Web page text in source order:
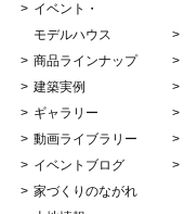
イベント・
モデルハウス
商品ラインナップ
建築実例
ギャラリー
動画ライブラリー
イベントブログ
家づくりのながれ